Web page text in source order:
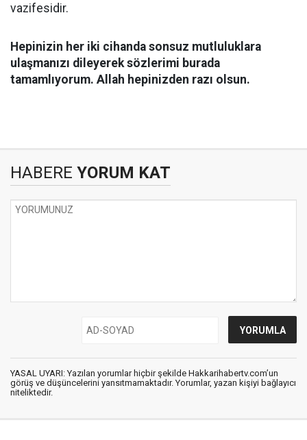
vazifesidir.
Hepinizin her iki cihanda sonsuz mutluluklara
ulaşmanızı dileyerek sözlerimi burada
tamamlıyorum. Allah hepinizden razı olsun.
HABERE YORUM KAT
YASAL UYARI: Yazılan yorumlar hiçbir şekilde Hakkarihabertv.com’un
görüş ve düşüncelerini yansıtmamaktadır. Yorumlar, yazan kişiyi bağlayıcı
niteliktedir.